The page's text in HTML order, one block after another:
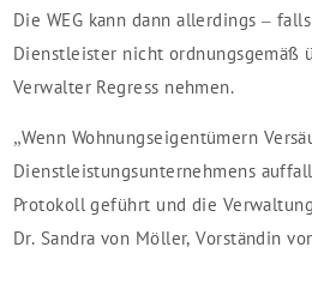
Die WEG kann dann allerdings –
Dienstleister nicht ordnungsgemäß
Verwalter Regress nehmen.
„Wenn Wohnungseigentümern
Dienstleistungsunternehmens
Protokoll geführt und die
Dr. Sandra von Möller, Vorständin